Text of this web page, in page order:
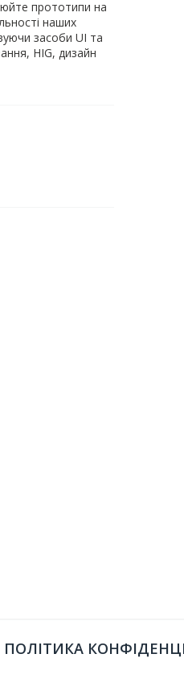
прототипи на
наших
засоби UI та
HIG, дизайн
ПОЛІТИКА